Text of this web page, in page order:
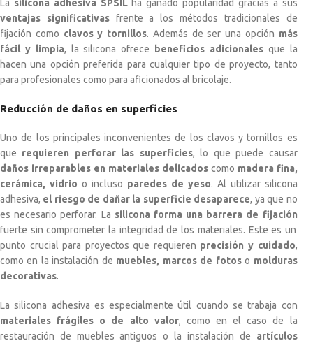
La silicona adhesiva SPSILha ganado popularidad gracias a sus
ventajas significativasfrente a los métodos tradicionales de
fijación como clavos y tornillos. Además de ser una opción más
fácil y limpia, la silicona ofrece beneficios adicionalesque la
hacen una opción preferida para cualquier tipo de proyecto, tanto
para profesionales como para aficionados al bricolaje.
Reducción de daños en superficies
Uno de los principales inconvenientes de los clavos y tornillos es
que requieren perforar las superficies, lo que puede causar
daños irreparables en materiales delicadoscomo madera fina,
cerámica, vidrio o incluso paredes de yeso. Al utilizar silicona
adhesiva, el riesgo de dañar la superficie desaparece, ya que no
es necesario perforar. La silicona forma una barrera de fijación
fuerte sin comprometer la integridad de los materiales. Este es un
punto crucial para proyectos que requieren precisión y cuidado,
como en la instalación de muebles, marcos de fotoso molduras
decorativas.
La silicona adhesiva es especialmente útil cuando se trabaja con
materiales frágiles o de alto valor, como en el caso de la
restauración de muebles antiguos o la instalación de artículos